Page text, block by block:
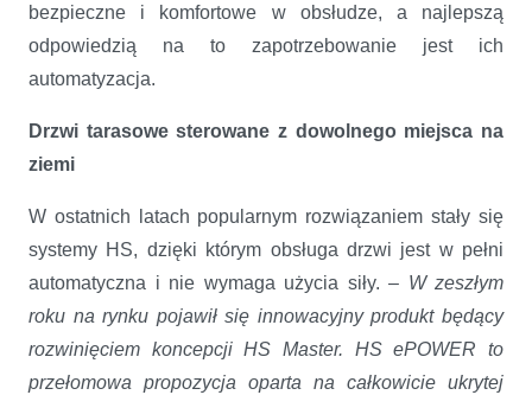
bezpieczne i komfortowe w obsłudze, a najlepszą
odpowiedzią na to zapotrzebowanie jest ich
automatyzacja.
Drzwi tarasowe sterowane z dowolnego miejsca na
ziemi
W ostatnich latach popularnym rozwiązaniem stały się
systemy HS, dzięki którym obsługa drzwi jest w pełni
automatyczna i nie wymaga użycia siły. – W zeszłym
roku na rynku pojawił się innowacyjny produkt będący
rozwinięciem koncepcji HS Master. HS ePOWER to
przełomowa propozycja oparta na całkowicie ukrytej